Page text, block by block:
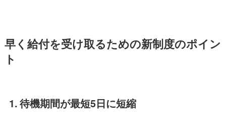
早く給付を受け取るための新制度のポイン
ト
1. 待機期間が最短5日に短縮